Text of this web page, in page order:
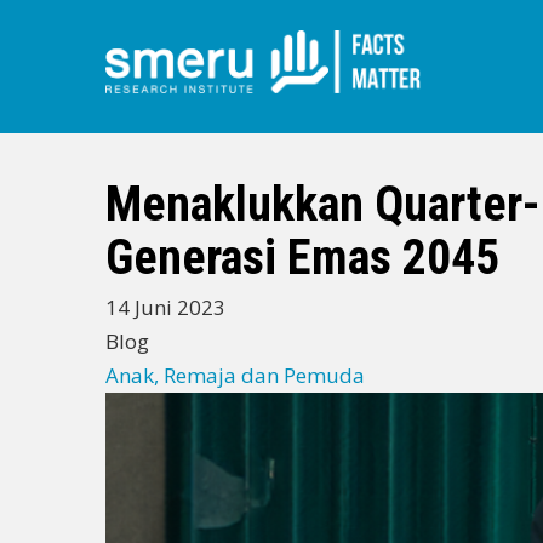
Menaklukkan
Generasi Emas 2045
14 Juni 2023
Blog
Anak, Remaja dan Pemuda